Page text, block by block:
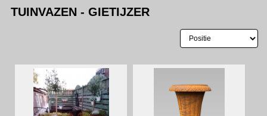
TUINVAZEN - GIETIJZER